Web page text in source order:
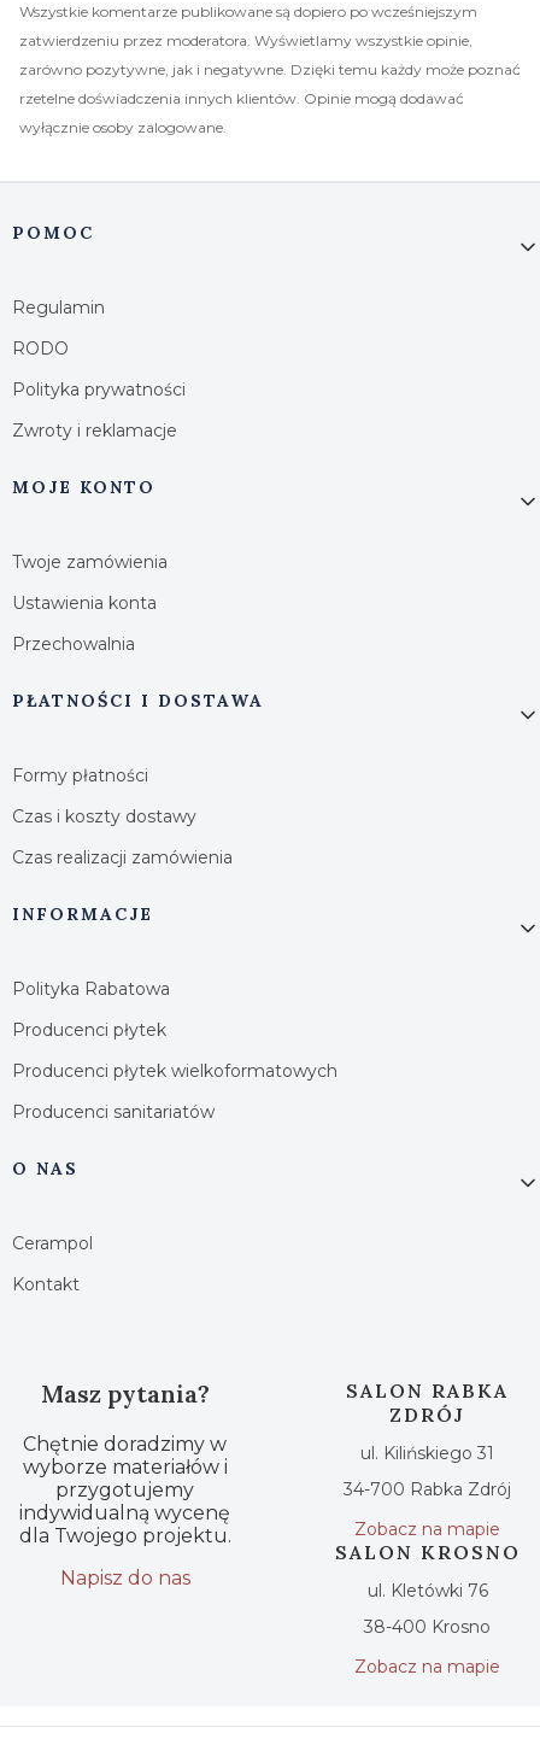
Wszystkie komentarze publikowane są dopiero po wcześniejszym
zatwierdzeniu przez moderatora. Wyświetlamy wszystkie opinie,
zarówno pozytywne, jak i negatywne. Dzięki temu każdy może poznać
rzetelne doświadczenia innych klientów. Opinie mogą dodawać
wyłącznie osoby zalogowane.
Linki w stopce
POMOC
Regulamin
RODO
Polityka prywatności
Zwroty i reklamacje
MOJE KONTO
Twoje zamówienia
Ustawienia konta
Przechowalnia
PŁATNOŚCI I DOSTAWA
Formy płatności
Czas i koszty dostawy
Czas realizacji zamówienia
INFORMACJE
Polityka Rabatowa
Producenci płytek
Producenci płytek wielkoformatowych
Producenci sanitariatów
O NAS
Cerampol
Kontakt
Masz pytania?
Chętnie doradzimy w
wyborze materiałów i
przygotujemy
indywidualną wycenę
dla Twojego projektu.
Napisz do nas
SALON RABKA
ZDRÓJ
ul. Kilińskiego 31
34-700 Rabka Zdrój
Zobacz na mapie
SALON KROSNO
ul. Kletówki 76
38-400 Krosno
Zobacz na mapie